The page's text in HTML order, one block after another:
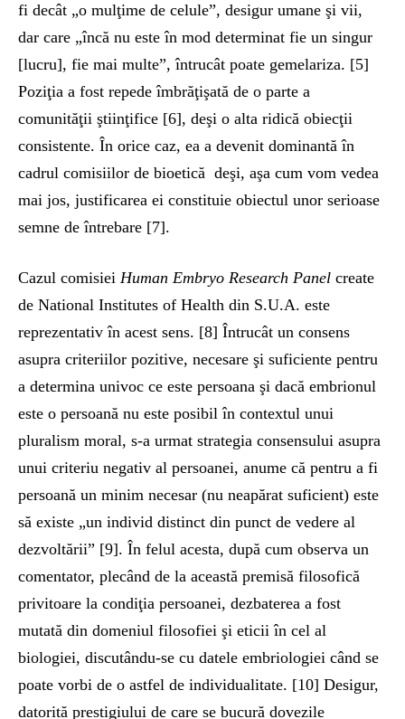
fi decât „o mulţime de celule”, desigur umane şi vii,
dar care „încă nu este în mod determinat fie un singur
[lucru], fie mai multe”, întrucât poate gemelariza. [5]
Poziţia a fost repede îmbrăţişată de o parte a
comunităţii ştiinţifice [6], deşi o alta ridică obiecţii
consistente. În orice caz, ea a devenit dominantă în
cadrul comisiilor de bioetică deşi, aşa cum vom vedea
mai jos, justificarea ei constituie obiectul unor serioase
semne de întrebare [7].
Cazul comisiei Human Embryo Research Panel create
de National Institutes of Health din S.U.A. este
reprezentativ în acest sens. [8] Întrucât un consens
asupra criteriilor pozitive, necesare şi suficiente pentru
a determina univoc ce este persoana şi dacă embrionul
este o persoană nu este posibil în contextul unui
pluralism moral, s-a urmat strategia consensului asupra
unui criteriu negativ al persoanei, anume că pentru a fi
persoană un minim necesar (nu neapărat suficient) este
să existe „un individ distinct din punct de vedere al
dezvoltării” [9]. În felul acesta, după cum observa un
comentator, plecând de la această premisă filosofică
privitoare la condiţia persoanei, dezbaterea a fost
mutată din domeniul filosofiei şi eticii în cel al
biologiei, discutându-se cu datele embriologiei când se
poate vorbi de o astfel de individualitate. [10] Desigur,
datorită prestigiului de care se bucură dovezile